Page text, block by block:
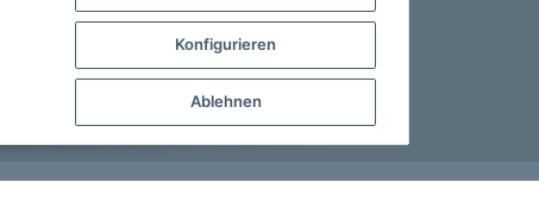
Konfigurieren
Ablehnen